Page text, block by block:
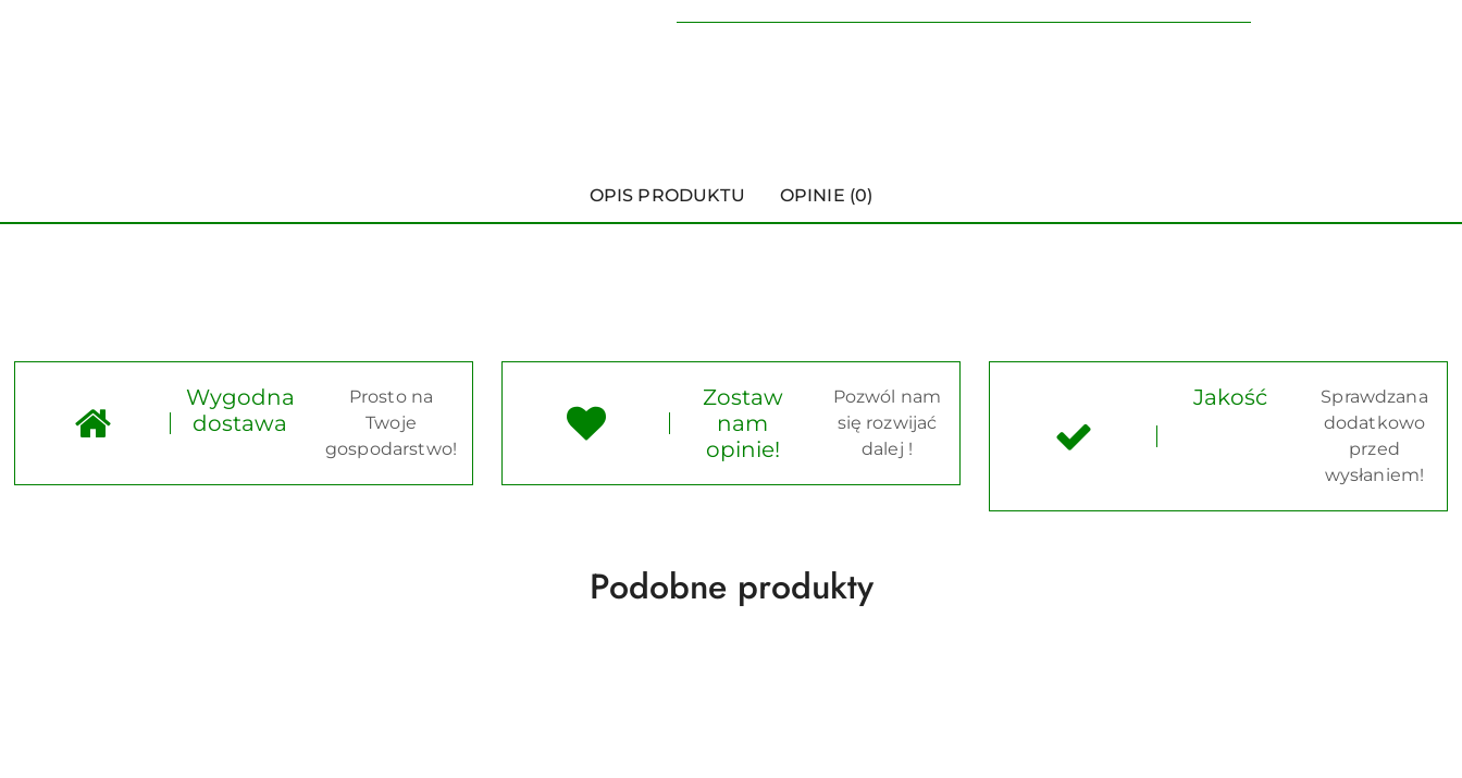
OPIS PRODUKTU OPINIE (0)
Wygodna
dostawa
Prosto na
Twoje
gospodarstwo!
Zostaw
nam
opinie!
Pozwól nam
się rozwijać
dalej !
Jakość
Sprawdzana
dodatkowo
przed
wysłaniem!
Produkty
Podobne produkty